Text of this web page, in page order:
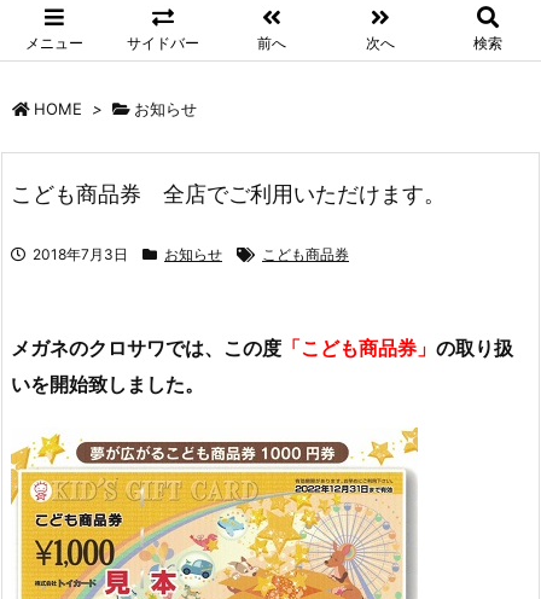
メニュー サイドバー 前へ 次へ 検索
HOME > お知らせ
こども商品券 全店でご利用いただけます。
2018年7月3日 お知らせ こども商品券
メガネのクロサワでは、この度 「こども商品券」 の取り扱
いを開始致しました。